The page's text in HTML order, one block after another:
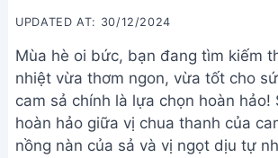
UPDATED AT: 30/12/2024
Mùa hè oi bức, bạn đang tìm kiếm
nhiệt vừa thơm ngon, vừa tốt cho
cam sả chính là lựa chọn hoàn hảo!
hoàn hảo giữa vị chua thanh của
nồng nàn của sả và vị ngọt dịu tự